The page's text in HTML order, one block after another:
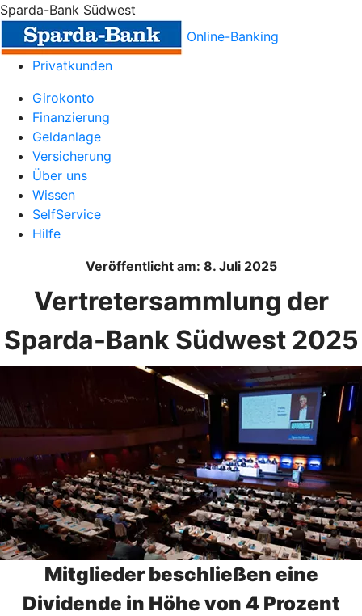
Sparda-Bank Südwest
Online-Banking
Privatkunden
Girokonto
Finanzierung
Geldanlage
Versicherung
Über uns
Wissen
SelfService
Hilfe
Veröffentlicht am: 8. Juli 2025
Vertretersammlung der
Sparda-Bank Südwest 2025
Mitglieder beschließen eine
Dividende in Höhe von 4 Prozent